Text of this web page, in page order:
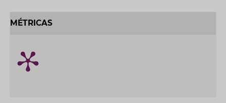
MÉTRICAS